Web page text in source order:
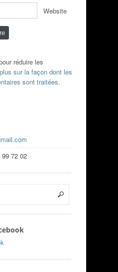
Website
réduire les
sur la façon dont les
sont traitées.
72 02